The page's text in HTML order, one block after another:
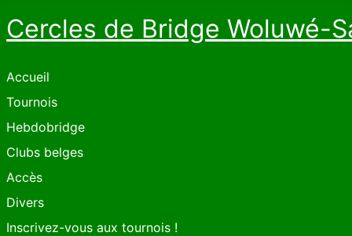
Cercles de Bridge Woluwé-
Accueil
Tournois
Hebdobridge
Clubs belges
Accès
Divers
Inscrivez-vous aux tournois !